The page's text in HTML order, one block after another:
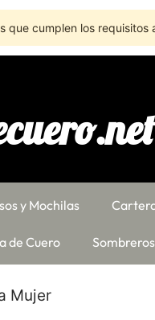
que cumplen los requisitos
y Mochilas
de Cuero
Mujer